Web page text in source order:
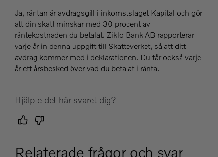
Ja, räntan är avdragsgill i inkomstslaget Kapital och gör
att din skatt minskar med 30 procent av
räntekostnaden du betalat. Ziklo Bank AB rapporterar
varje år in denna uppgift till Skatteverket, så att ditt
avdrag kommer med i deklarationen. Du får också varje
år ett årsbesked över vad du betalat i ränta.
Hjälpte det här svaret dig?
Relaterade frågor och svar